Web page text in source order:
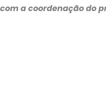
a coordenação do